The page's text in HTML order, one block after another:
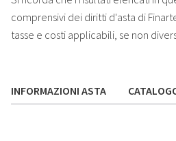
comprensivi dei diritti d'asta di
tasse e costi applicabili, se non
INFORMAZIONI ASTA